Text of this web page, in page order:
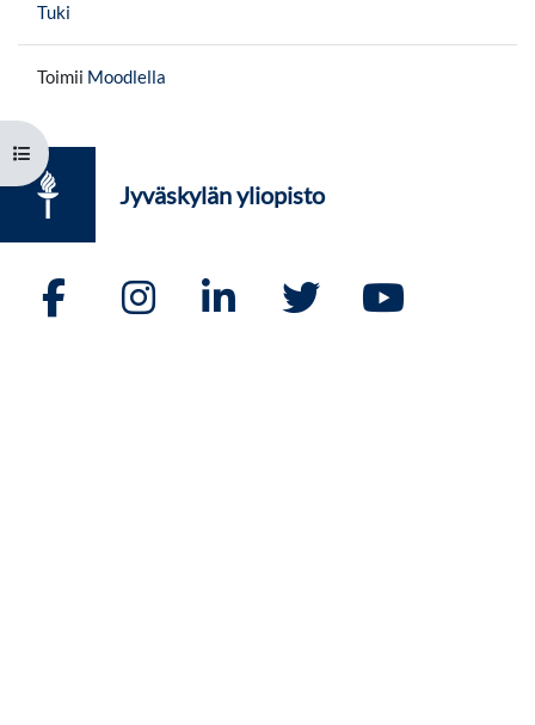
Avaa kurssisisältö
Tuki
Toimii Moodlella
Jyväskylän yliopisto